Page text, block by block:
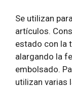
Se utilizan
artículos.
estado con la
alargando la
embolsado.
utilizan varias